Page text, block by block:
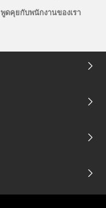
พูดคุยกับพนักงานของเรา